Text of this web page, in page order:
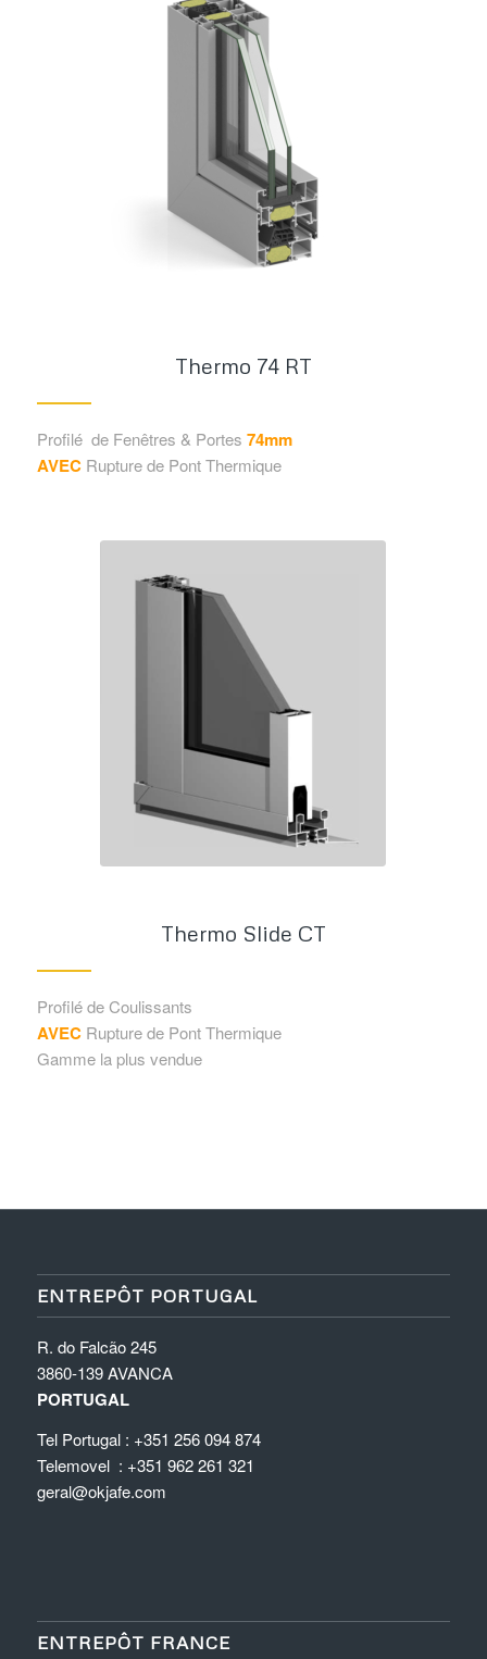
Thermo 74 RT
Profilé de Fenêtres & Portes 74mm
AVECRupture de Pont Thermique
Thermo Slide CT
Profilé de Coulissants
AVECRupture de Pont Thermique
Gamme la plus vendue
ENTREPÔT PORTUGAL
R. do Falcão 245
3860-139 AVANCA
PORTUGAL
Tel Portugal : +351 256 094 874
Telemovel : +351 962 261 321
geral@okjafe.com
ENTREPÔT FRANCE